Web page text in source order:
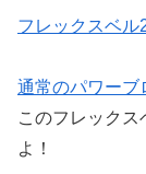
フレックスベル
通常のパワーブ
このフレック
よ！